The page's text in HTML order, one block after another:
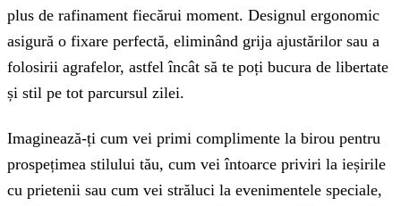
plus de rafinament fiecărui moment. Designul ergonomic
asigură o fixare perfectă, eliminând grija ajustărilor sau a
folosirii agrafelor, astfel încât să te poți bucura de libertate
și stil pe tot parcursul zilei.
Imaginează-ți cum vei primi complimente la birou pentru
prospețimea stilului tău, cum vei întoarce priviri la ieșirile
cu prietenii sau cum vei străluci la evenimentele speciale,